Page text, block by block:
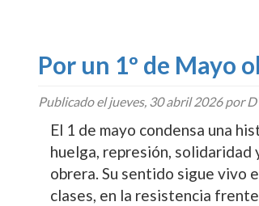
Por un 1º de Mayo
Publicado eljueves, 30 abril 2026por
El 1 de mayo condensa una
huelga, represión, solidaridad
obrera. Su sentido sigue vivo
clases, en la resistencia